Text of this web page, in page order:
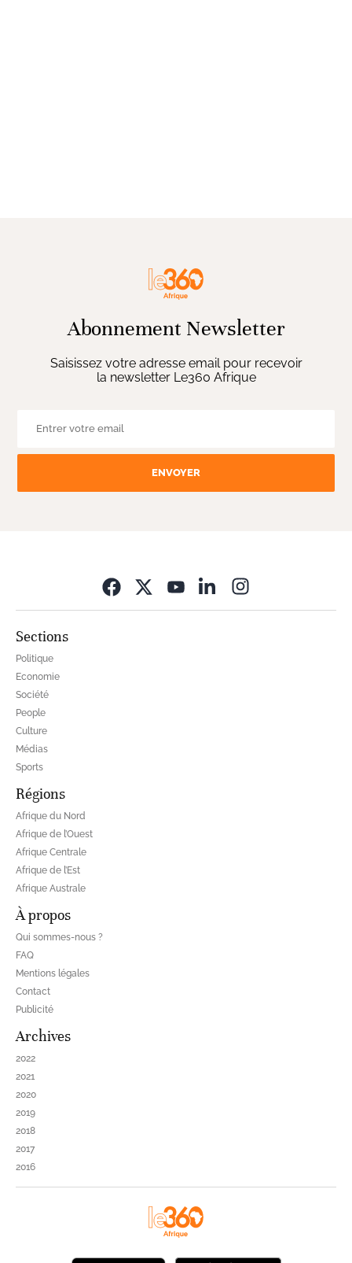
Abonnement Newsletter
Saisissez votre adresse email pour recevoir
la newsletter Le360 Afrique
ENVOYER
Sections
Politique
Economie
Société
People
Culture
Médias
Sports
Régions
Afrique du Nord
Afrique de l’Ouest
Afrique Centrale
Afrique de l’Est
Afrique Australe
À propos
Qui sommes-nous ?
FAQ
Mentions légales
Contact
Publicité
Archives
2022
2021
2020
2019
2018
2017
2016